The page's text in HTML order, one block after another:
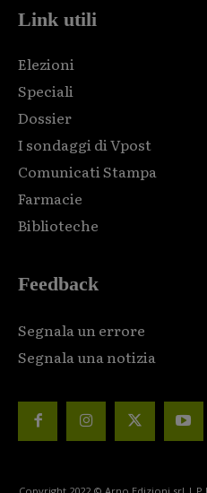
Link utili
Elezioni
Speciali
Dossier
I sondaggi di Vpost
Comunicati Stampa
Farmacie
Biblioteche
Feedback
Segnala un errore
Segnala una notizia